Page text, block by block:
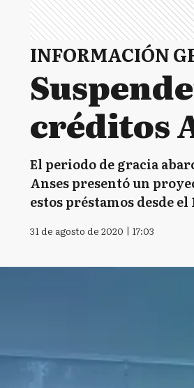
INFORMACIÓN
créditos
El periodo de gracia
Anses presentó un
estos préstamos desde el
31 de agosto de 2020 | 17:03